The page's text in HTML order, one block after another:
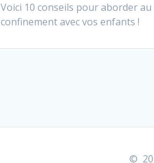
Voici 10 conseils pour aborder au
confinement avec vos enfants !
©